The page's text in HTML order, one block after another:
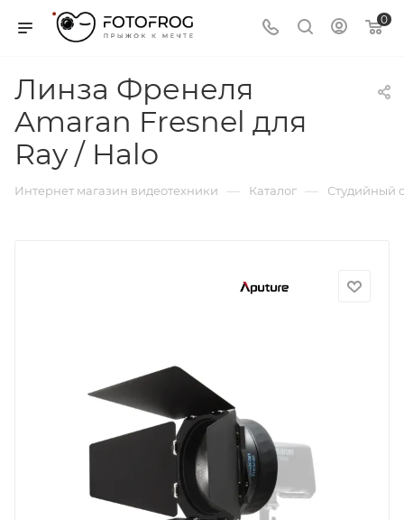
0
Линза Френеля
Amaran Fresnel для
Ray / Halo
Интернет магазин видеотехники — Каталог — Студийный